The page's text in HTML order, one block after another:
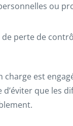
ou
perte de
charge est
que les